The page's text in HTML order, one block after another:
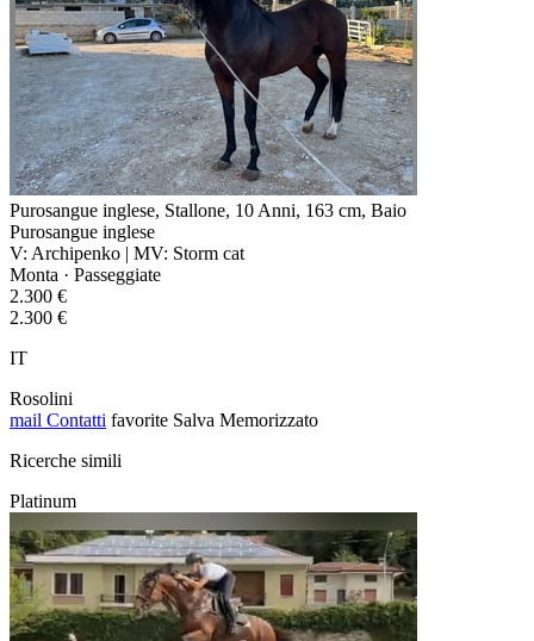
Purosangue inglese, Stallone, 10 Anni, 163 cm, Baio
Purosangue inglese
V: Archipenko | MV: Storm cat
Monta · Passeggiate
2.300 €
2.300 €
IT
Rosolini
mail Contatti favorite Salva Memorizzato
Ricerche simili
Platinum